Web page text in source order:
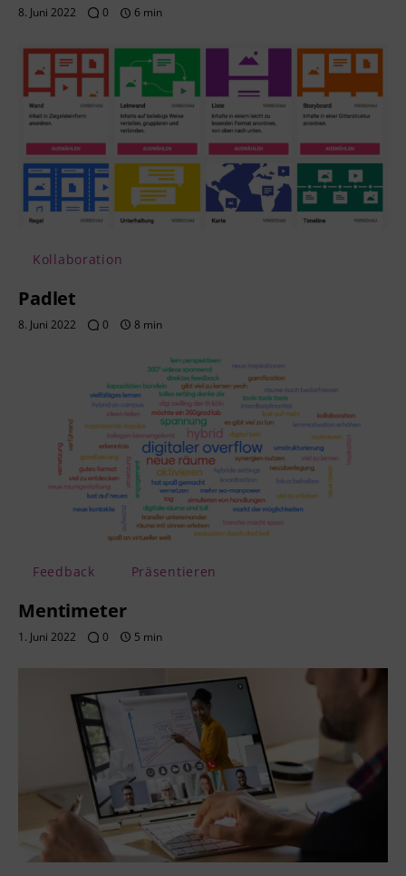
8. Juni 2022 0 6 min
Kollaboration
Padlet
8. Juni 2022 0 8 min
Feedback Präsentieren
Mentimeter
1. Juni 2022 0 5 min